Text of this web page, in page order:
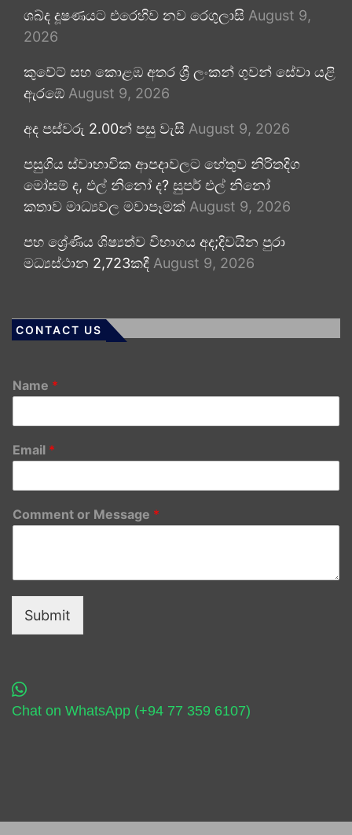
ශබ්ද දූෂණයට එරෙහිව නව රෙගුලාසි August 9,
2026
කුවේට් සහ කොළඹ අතර ශ්‍රී ලංකන් ගුවන් සේවා යළි
ඇරඹේ August 9, 2026
අද පස්වරු 2.00න් පසු වැසි August 9, 2026
පසුගිය ස්වාභාවික ආපදාවලට හේතුව නිරිතදිග
මෝසම් ද, එල් නිනෝ ද? සුපර් එල් නිනෝ
කතාව මාධ්‍යවල මවාපෑමක් August 9, 2026
පහ ශ්‍රේණිය ශිෂ්‍යත්ව විභාගය අද;දිවයින පුරා
මධ්‍යස්ථාන 2,723කදී August 9, 2026
CONTACT US
Name *
Email *
Comment or Message *
Submit
Chat on WhatsApp (+94 77 359 6107)